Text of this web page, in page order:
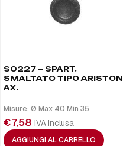
S0227 – SPART.
SMALTATO TIPO ARISTON
AX.
Misure: Ø Max 40 Min 35
€7,58 IVA inclusa
AGGIUNGI AL CARRELLO